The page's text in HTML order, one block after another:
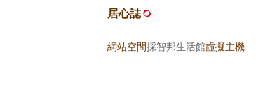
居心誌
網站空間採智邦生活館虛擬主機